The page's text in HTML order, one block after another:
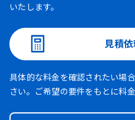
いたします。
見積
具体的な料金を確認されたい場
さい。ご希望の要件をもとに料